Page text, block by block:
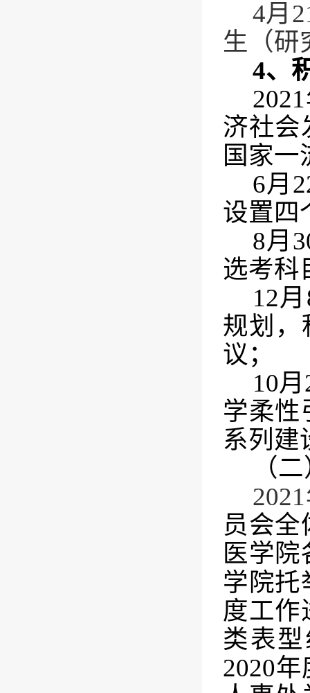
4月
生（研
4、
2021
济社会
国家一
6月
设置四
8月
选考科
12月
规划，
议；
10月
学柔性
系列建
（
2021
员会
医学
学院托
度工作
类表
2020年